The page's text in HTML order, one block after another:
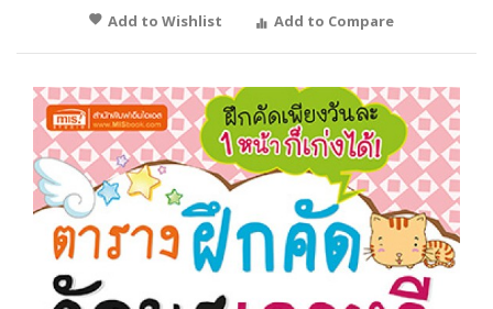
Add to Wishlist
Add to Compare